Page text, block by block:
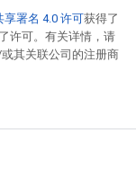
享署名 4.0 许可获得了
许可。有关详情，请
其关联公司的注册商